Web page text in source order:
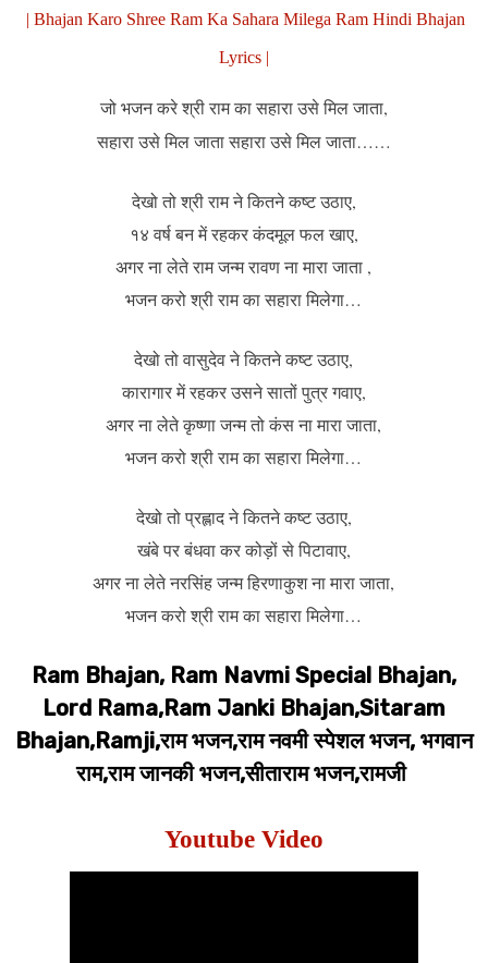
| Bhajan Karo Shree Ram Ka Sahara Milega Ram Hindi Bhajan
Lyrics |
जो भजन करे श्री राम का सहारा उसे मिल जाता,
सहारा उसे मिल जाता सहारा उसे मिल जाता……
देखो तो श्री राम ने कितने कष्ट उठाए,
१४ वर्ष बन में रहकर कंदमूल फल खाए,
अगर ना लेते राम जन्म रावण ना मारा जाता ,
भजन करो श्री राम का सहारा मिलेगा…
देखो तो वासुदेव ने कितने कष्ट उठाए,
कारागार में रहकर उसने सातों पुत्र गवाए,
अगर ना लेते कृष्णा जन्म तो कंस ना मारा जाता,
भजन करो श्री राम का सहारा मिलेगा…
देखो तो प्रह्लाद ने कितने कष्ट उठाए,
खंबे पर बंधवा कर कोड़ों से पिटावाए,
अगर ना लेते नरसिंह जन्म हिरणाकुश ना मारा जाता,
भजन करो श्री राम का सहारा मिलेगा…
Ram Bhajan, Ram Navmi Special Bhajan,
Lord Rama,Ram Janki Bhajan,Sitaram
Bhajan,Ramji,राम भजन,राम नवमी स्पेशल भजन, भगवान
राम,राम जानकी भजन,सीताराम भजन,रामजी
Youtube Video